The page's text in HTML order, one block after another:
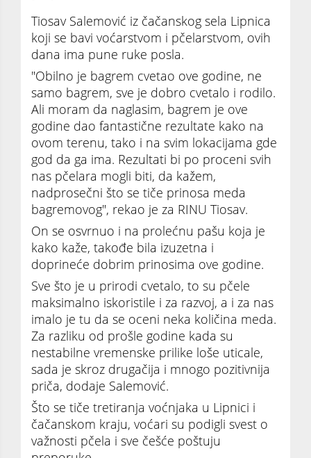
Tiosav Salemović iz čačanskog sela Lipnica
koji se bavi voćarstvom i pčelarstvom, ovih
dana ima pune ruke posla.
"Obilno je bagrem cvetao ove godine, ne
samo bagrem, sve je dobro cvetalo i rodilo.
Ali moram da naglasim, bagrem je ove
godine dao fantastične rezultate kako na
ovom terenu, tako i na svim lokacijama gde
god da ga ima. Rezultati bi po proceni svih
nas pčelara mogli biti, da kažem,
nadprosečni što se tiče prinosa meda
bagremovog", rekao je za RINU Tiosav.
On se osvrnuo i na prolećnu pašu koja je
kako kaže, takođe bila izuzetna i
doprineće dobrim prinosima ove godine.
Sve što je u prirodi cvetalo, to su pčele
maksimalno iskoristile i za razvoj, a i za nas
imalo je tu da se oceni neka količina meda.
Za razliku od prošle godine kada su
nestabilne vremenske prilike loše uticale,
sada je skroz drugačija i mnogo pozitivnija
priča, dodaje Salemović.
Što se tiče tretiranja voćnjaka u Lipnici i
čačanskom kraju, voćari su podigli svest o
važnosti pčela i sve češće poštuju